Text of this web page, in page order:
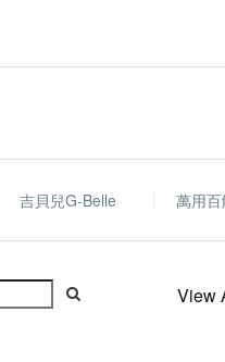
吉貝兒G-Belle 萬用
View